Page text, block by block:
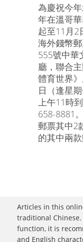
為慶祝今
年在溫哥
起至11月2
海外錢幣
555號中華
廳，聯合
體育世界
日（逢星
上午11時
658-8881
郵票其中2
的其中兩款
Articles in this
traditional
function, it is
and English